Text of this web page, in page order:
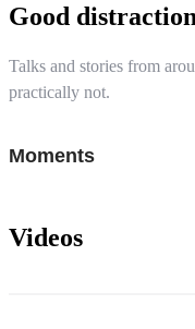
Good
Talks and stories from
practically not.
Moments
Videos